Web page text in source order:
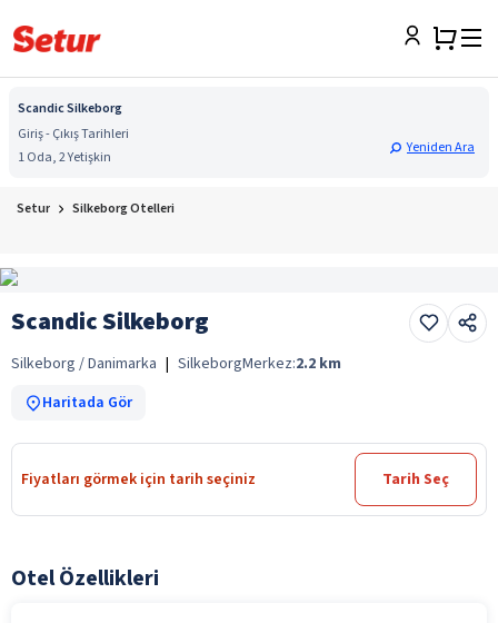
Scandic Silkeborg
Giriş - Çıkış Tarihleri
1 Oda, 2 Yetişkin
Yeniden Ara
Setur Silkeborg Otelleri
Scandic Silkeborg
Silkeborg / Danimarka | SilkeborgMerkez:2.2 km
Haritada Gör
Fiyatları görmek için tarih seçiniz Tarih Seç
Otel Özellikleri